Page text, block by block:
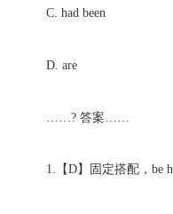
C. had been
D. are
……? 答案……
1.【D】固定搭配，be